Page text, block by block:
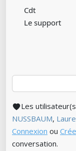
Cdt
Le support
Les
NUSSBAUM,
Connexion ou
conversation.